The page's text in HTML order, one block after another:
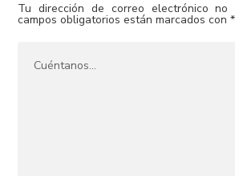
Tu dirección de correo electrónico no
campos obligatorios están marcados con*